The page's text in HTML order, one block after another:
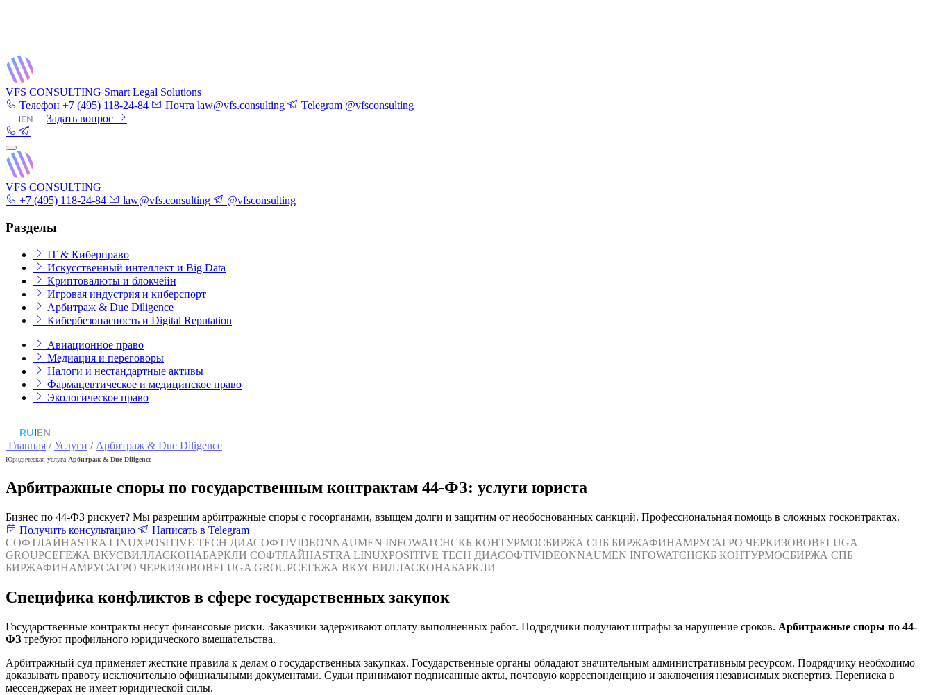
VFS CONSULTING Smart Legal Solutions
Телефон +7 (495) 118-24-84 Почта law@vfs.consulting Telegram @vfsconsulting
|EN Задать вопрос
VFS CONSULTING
+7 (495) 118-24-84
law@vfs.consulting @vfsconsulting
Разделы
IT & Киберправо
Искусственный интеллект и Big Data
Криптовалюты и блокчейн
Игровая индустрия и киберспорт
Арбитраж & Due Diligence
Кибербезопасность и Digital Reputation
Авиационное право
Медиация и переговоры
Налоги и нестандартные активы
Фармацевтическое и медицинское право
Экологическое право
RU|EN
Главная /Услуги /Арбитраж & Due Diligence
Юридическая услуга Арбитраж & Due Diligence
Арбитражные споры по государственным контрактам 44-ФЗ: услуги юриста
Бизнес по 44-ФЗ рискует? Мы разрешим арбитражные споры с госорганами, взыщем долги и защитим от необоснованных санкций. Профессиональная помощь в сложных госконтрактах.
Получить консультацию
Написать в Telegram
СОФТЛАЙНASTRA LINUXPOSITIVE TECH ДИАСОФТIVIDEONNAUMEN INFOWATCHСКБ КОНТУРМОСБИРЖА СПБ БИРЖАФИНАМРУСАГРО ЧЕРКИЗОВОBELUGA
GROUPСЕГЕЖА ВКУСВИЛЛАСКОНАБАРКЛИ СОФТЛАЙНASTRA LINUXPOSITIVE TECH ДИАСОФТIVIDEONNAUMEN INFOWATCHСКБ КОНТУРМОСБИРЖА СПБ
БИРЖАФИНАМРУСАГРО ЧЕРКИЗОВОBELUGA GROUPСЕГЕЖА ВКУСВИЛЛАСКОНАБАРКЛИ
Специфика конфликтов в сфере государственных закупок
Государственные контракты несут финансовые риски. Заказчики задерживают оплату выполненных работ. Подрядчики получают штрафы за нарушение сроков. Арбитражные споры по 44-
ФЗ требуют профильного юридического вмешательства.
Арбитражный суд применяет жесткие правила к делам о государственных закупках. Государственные органы обладают значительным административным ресурсом. Подрядчику необходимо
доказывать правоту исключительно официальными документами. Судьи принимают подписанные акты, почтовую корреспонденцию и заключения независимых экспертиз. Переписка в
мессенджерах не имеет юридической силы.